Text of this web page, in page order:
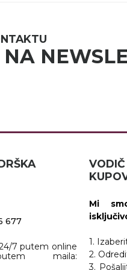
677
7 putem online
maila:
Mi
1.
2.
3.